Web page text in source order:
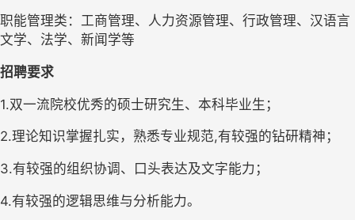
职能管理类：工商管理、人力资源管理、行政管理、汉语言
文学、法学、新闻学等
招聘要求
1.双一流院校优秀的硕士研究生、本科毕业生；
2.理论知识掌握扎实，熟悉专业规范,有较强的钻研精神；
3.有较强的组织协调、口头表达及文字能力；
4.有较强的逻辑思维与分析能力。